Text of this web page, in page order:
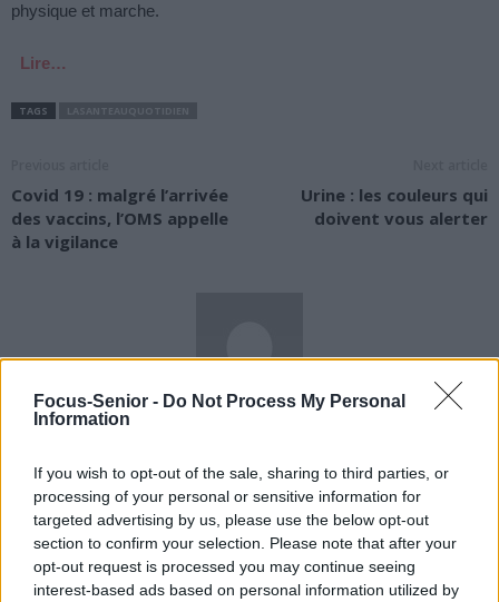
Focus-Senior - Do Not Process My Personal
Information
If you wish to opt-out of the sale, sharing to third parties, or
processing of your personal or sensitive information for
targeted advertising by us, please use the below opt-out
section to confirm your selection. Please note that after your
opt-out request is processed you may continue seeing
interest-based ads based on personal information utilized by
physique et marche.
Lire…
TAGS
Covid 19 : malgré l’arrivée
des vaccins, l’OMS appelle
à la vigilance
Urine : les couleurs qui
doivent vous alerter
RELATED ARTICLES MORE FROM AUTHOR